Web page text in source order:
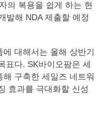
의 복용을 쉽게 하는 현
발해 NDA 제출할 예정
대해서는 올해 상반기
표다. SK바이오팜은 세
구축한 세일즈 네트워
효과를 극대화할 신성